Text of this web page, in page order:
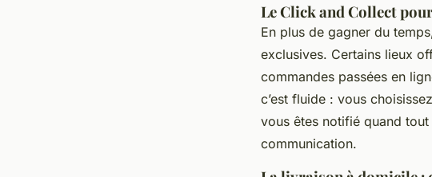
Le Click and Collect
En plus de gagner du
exclusives. Certains lieux
commandes passées en
c’est fluide : vous
vous êtes notifié quand
communication.